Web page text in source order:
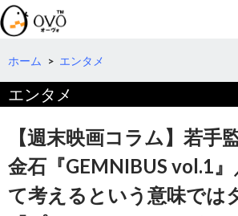
検
索
コ
テ
へ
ホーム > エンタメ
エンタメ
【週末映画コラム】若手
金石『GEMNIBUS vol.1
て考えるという意味では